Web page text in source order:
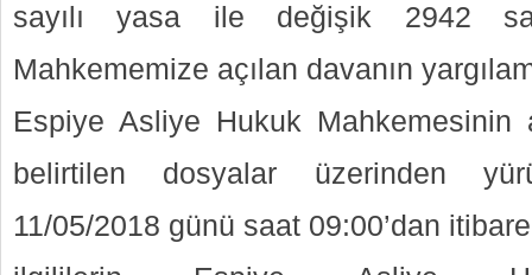
sayılı yasa ile değişik 2942
Mahkememize açılan davanın
Espiye Asliye Hukuk Mahkemesinin
belirtilen dosyalar üzerinden
11/05/2018 günü saat 09:00’dan